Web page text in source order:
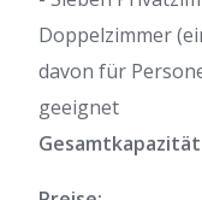
Doppelzimmer
davon für
geeignet